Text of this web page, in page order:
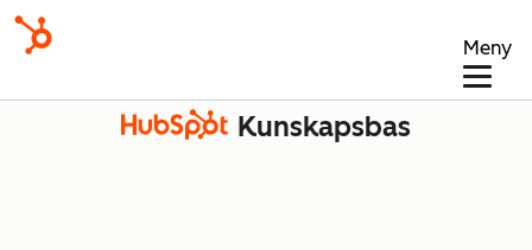
Meny
Kunskapsbas